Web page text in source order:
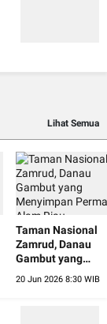
Lihat Semua
Taman Nasional
Zamrud, Danau
Gambut yang
20 Jun 2026 8:30 WIB